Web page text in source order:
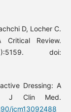
D, Locher C.
Critical Review.
doi:
Dressing: A
J Clin Med.
jcm13092488